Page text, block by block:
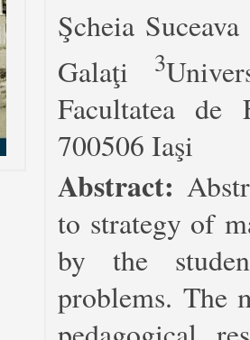
Şcheia Suceava
Galaţi
3
Facultatea
700506 Iaşi
Abstract:
to strategy of
by the
problems. The